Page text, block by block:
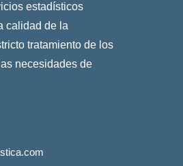
estadísticos
calidad de la
tratamiento de los
necesidades de